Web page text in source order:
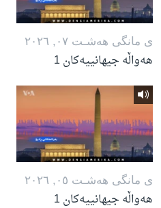
ی مانگی هه‌شـت ٠٧, ٢٠٢٦
هەواڵە جیهانییەکان 1
ی مانگی هه‌شـت ٠٥, ٢٠٢٦
هەواڵە جیهانییەکان 1